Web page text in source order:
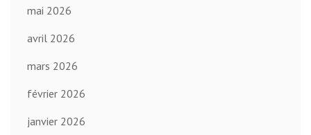
mai 2026
avril 2026
mars 2026
février 2026
janvier 2026